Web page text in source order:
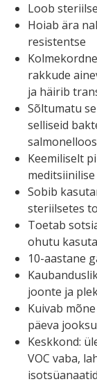
Loob
Hoiab ära
resistentse
rakkude
ja häirib
Sõltumatu
selliseid
Keemiliselt
Sobib
steriilsetes
Toetab
ohutu
10-aastane
joonte ja
Kuivab
päeva
Keskkond:
VOC vaba,